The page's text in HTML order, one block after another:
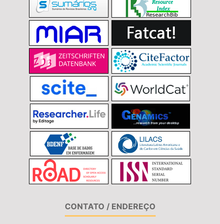
CONTATO / ENDEREÇO